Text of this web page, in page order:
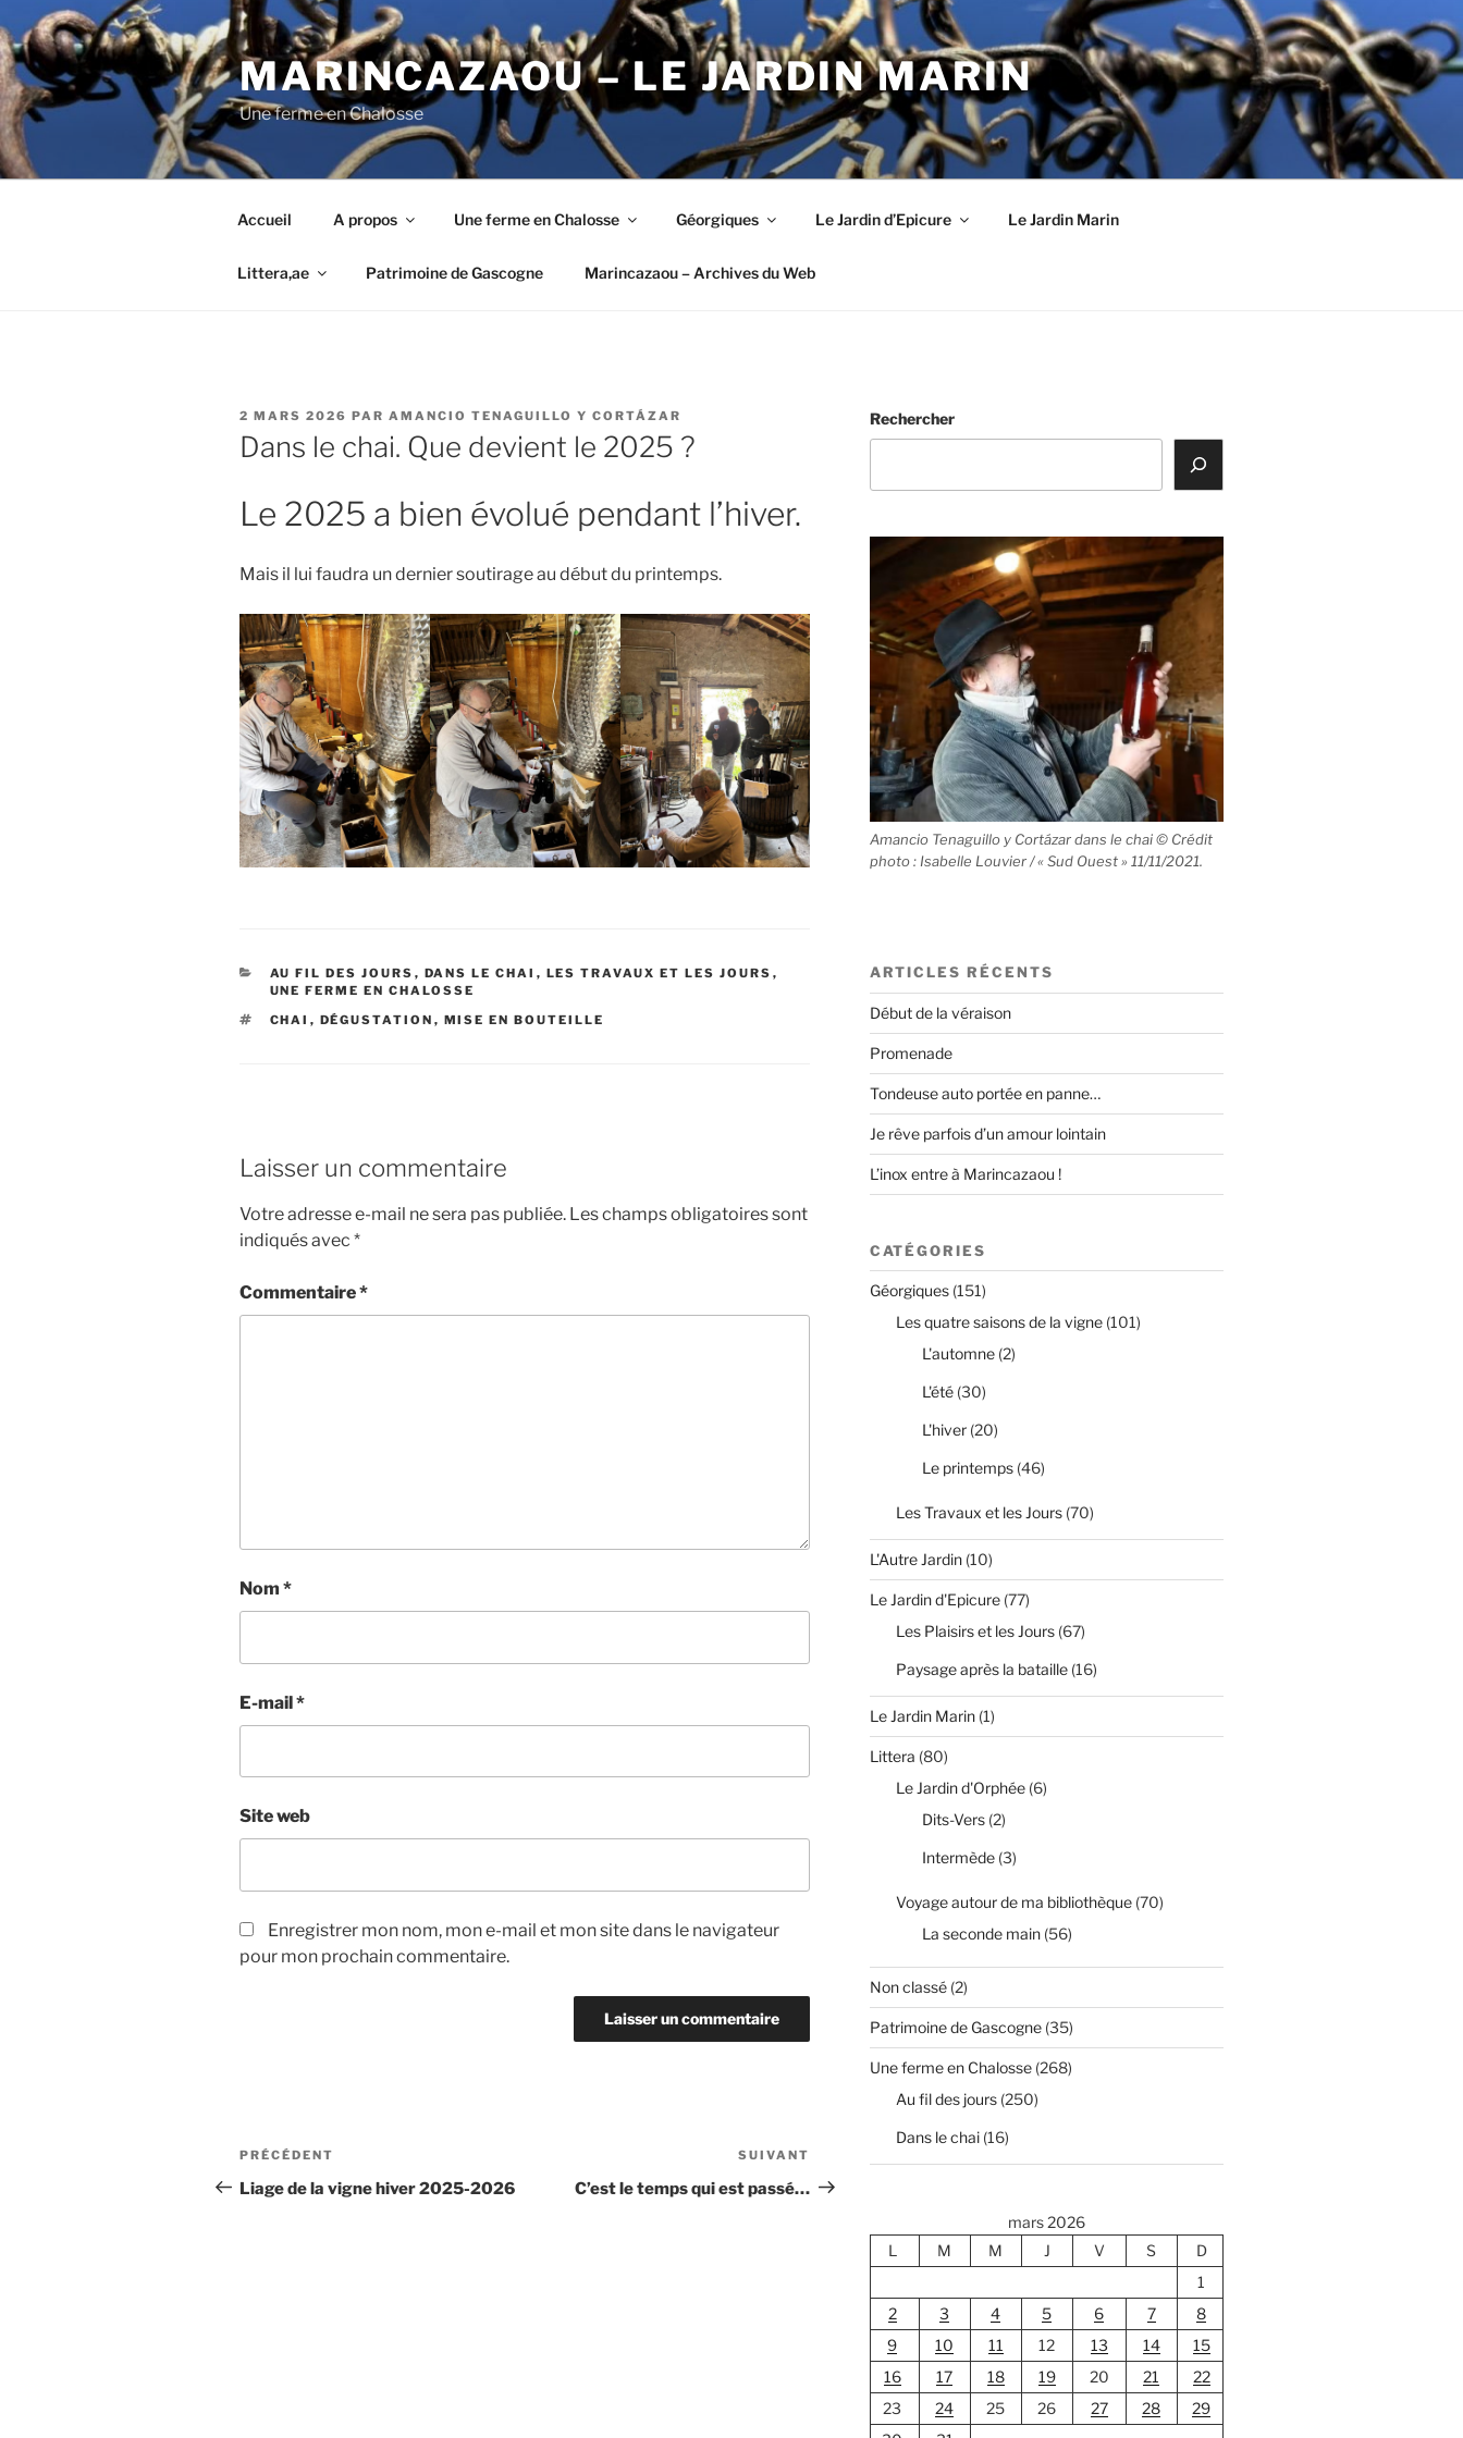
au
contenu
principal
MARINCAZAOU – LE JARDIN MARIN
Une ferme en Chalosse
Accueil A propos Une ferme en Chalosse Géorgiques Le Jardin d’Epicure Le Jardin Marin
Littera,ae Patrimoine de Gascogne Marincazaou – Archives du Web
PUBLIÉ
LE
2 MARS 2026 PAR AMANCIO TENAGUILLO Y CORTÁZAR
Dans le chai. Que devient le 2025 ?
Le 2025 a bien évolué pendant l’hiver.
Mais il lui faudra un dernier soutirage au début du printemps.
CATÉGORIES
AU FIL DES JOURS , DANS LE CHAI , LES TRAVAUX ET LES JOURS ,
UNE FERME EN CHALOSSE
ÉTIQUETTES
CHAI , DÉGUSTATION , MISE EN BOUTEILLE
Laisser un commentaire
Votre adresse e-mail ne sera pas publiée. Les champs obligatoires sont
indiqués avec *
Commentaire*
Nom *
E-mail*
Site web
Enregistrer mon nom, mon e-mail et mon site dans le navigateur
pour mon prochain commentaire.
Navigation
de
Article
précédent
PRÉCÉDENT
Liage de la vigne hiver 2025-2026
suivant
SUIVANT
C’est le temps qui est passé…
Rechercher
Amancio Tenaguillo y Cortázar dans le chai © Crédit
photo : Isabelle Louvier / « Sud Ouest » 11/11/2021.
ARTICLES RÉCENTS
Début de la véraison
Promenade
Tondeuse auto portée en panne…
Je rêve parfois d’un amour lointain
L’inox entre à Marincazaou !
CATÉGORIES
Géorgiques(151)
Les quatre saisons de la vigne(101)
L'automne(2)
L'été(30)
L'hiver(20)
Le printemps(46)
Les Travaux et les Jours(70)
L'Autre Jardin(10)
Le Jardin d'Epicure(77)
Les Plaisirs et les Jours(67)
Paysage après la bataille(16)
Le Jardin Marin(1)
Littera (80)
Le Jardin d'Orphée(6)
Dits-Vers(2)
Intermède(3)
Voyage autour de ma bibliothèque(70)
La seconde main(56)
Non classé(2)
Patrimoine de Gascogne(35)
Une ferme en Chalosse(268)
Au fil des jours(250)
Dans le chai(16)
mars 2026
L
M M J V S
D
1
2
3 4 5 6 7
8
9
10 11 12 13 14
15
16
17 18 19 20 21
22
23
24 25 26 27 28
29